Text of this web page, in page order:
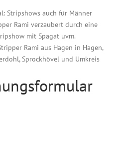
Stripshows auch für Männer
Rami verzaubert durch eine
mit Spagat uvm.
Rami aus Hagen in Hagen,
Sprockhövel und Umkreis